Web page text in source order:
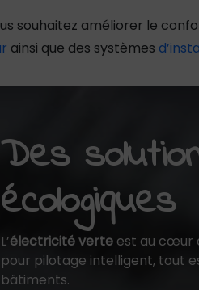
souhaitez améliorer le
ainsi que des systèmes
Des
écologiques
L’électricité verte est au cœur
pour pilotage intelligent, tout
bâtiments.